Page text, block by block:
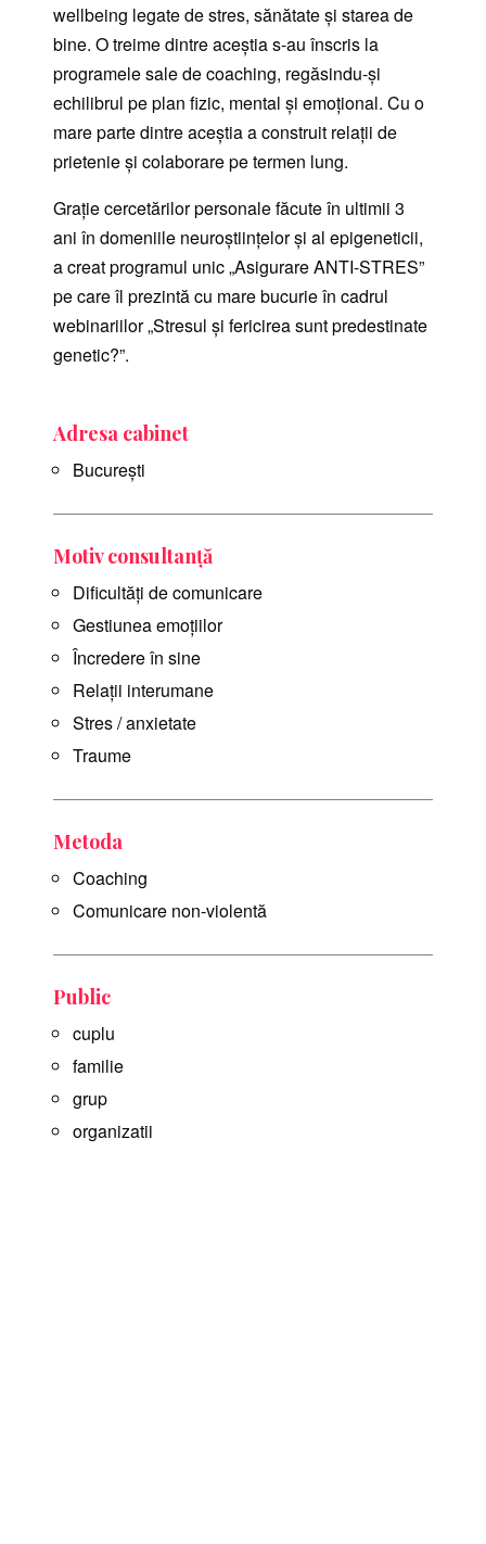
wellbeing legate de stres, sănătate şi starea de
bine. O treime dintre aceștia s-au înscris la
programele sale de coaching, regăsindu-şi
echilibrul pe plan fizic, mental și emoţional. Cu o
mare parte dintre aceştia a construit relații de
prietenie și colaborare pe termen lung.
Graţie cercetărilor personale făcute în ultimii 3
ani în domeniile neuroştiinţelor şi al epigeneticii,
a creat programul unic „Asigurare ANTI-STRES”
pe care îl prezintă cu mare bucurie în cadrul
webinariilor „Stresul şi fericirea sunt predestinate
genetic?”.
Adresa cabinet
Bucureşti
Motiv consultanță
Dificultăți de comunicare
Gestiunea emoțiilor
Încredere în sine
Relații interumane
Stres / anxietate
Traume
Metoda
Coaching
Comunicare non-violentă
Public
cuplu
familie
grup
organizatii